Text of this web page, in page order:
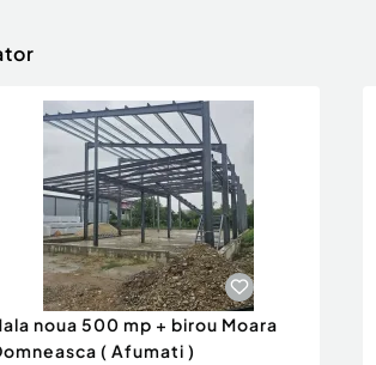
noua 500 mp + birou Moara
( Afumati )